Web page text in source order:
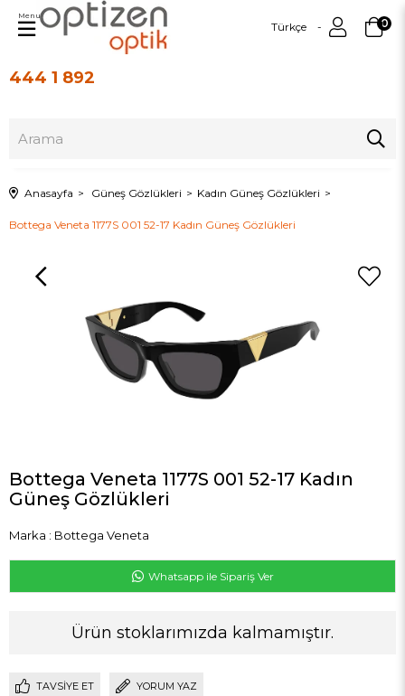
444 1 892
Türkçe 0
Menu
Anasayfa Güneş Gözlükleri Kadın Güneş Gözlükleri
Bottega Veneta 1177S 001 52-17 Kadın Güneş Gözlükleri
Bottega Veneta 1177S 001 52-17 Kadın
Güneş Gözlükleri
Marka : Bottega Veneta
Whatsapp ile Sipariş Ver
Ürün stoklarımızda kalmamıştır.
TAVSIYE ET YORUM YAZ